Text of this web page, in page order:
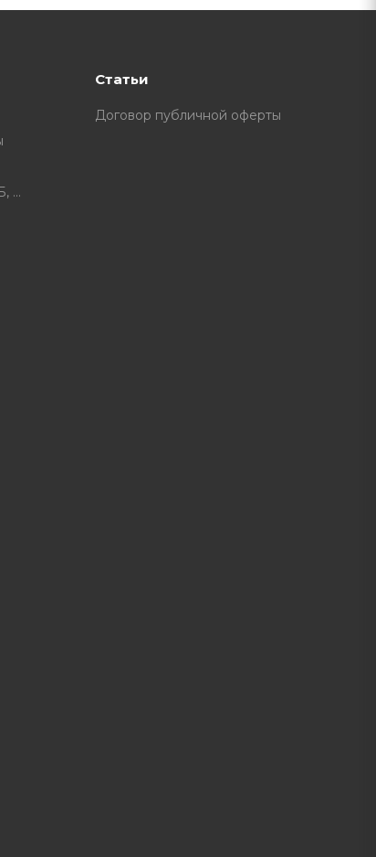
Расписание доставки по РБ, доплата за некоторые нас. пункты.
Статьи
Договор публичной оферты